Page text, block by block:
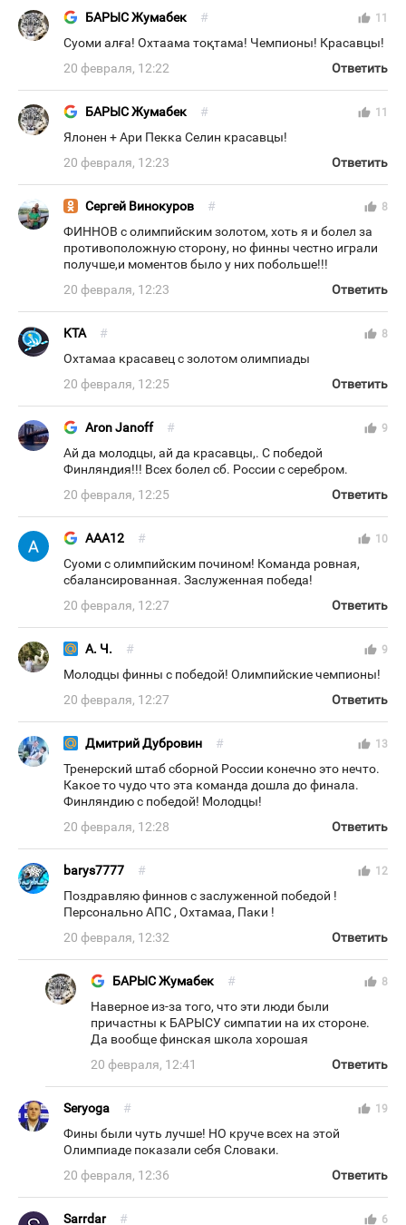
БАРЫС Жумабек # thumb_up 11
Суоми алға! Охтаама тоқтама! Чемпионы! Красавцы!
20 февраля, 12:22
Ответить
БАРЫС Жумабек # thumb_up 11
Ялонен + Ари Пекка Селин красавцы!
20 февраля, 12:23
Ответить
Сергей Винокуров # thumb_up 8
ФИННОВ с олимпийским золотом, хоть я и болел за
противоположную сторону, но финны честно играли
получше,и моментов было у них побольше!!!
20 февраля, 12:23
Ответить
KTA # thumb_up 8
Охтамаа красавец с золотом олимпиады
20 февраля, 12:25
Ответить
Aron Janoff # thumb_up 9
Ай да молодцы, ай да красавцы,. С победой
Финляндия!!! Всех болел сб. России с серебром.
20 февраля, 12:25
Ответить
AAA12 # thumb_up 10
Суоми с олимпийским почином! Команда ровная,
сбалансированная. Заслуженная победа!
20 февраля, 12:27
Ответить
А. Ч. # thumb_up 9
Молодцы финны с победой! Олимпийские чемпионы!
20 февраля, 12:27
Ответить
Дмитрий Дубровин # thumb_up 13
Тренерский штаб сборной России конечно это нечто.
Какое то чудо что эта команда дошла до финала.
Финляндию с победой! Молодцы!
20 февраля, 12:28
Ответить
barys7777 # thumb_up 12
Поздравляю финнов с заслуженной победой !
Персонально АПС , Охтамаа, Паки !
20 февраля, 12:32
Ответить
БАРЫС Жумабек # thumb_up 8
Наверное из-за того, что эти люди были
причастны к БАРЫСУ симпатии на их стороне.
Да вообще финская школа хорошая
20 февраля, 12:41
Ответить
Seryoga # thumb_up 19
Фины были чуть лучше! НО круче всех на этой
Олимпиаде показали себя Словаки.
20 февраля, 12:36
Ответить
Sarrdar # thumb_up 6